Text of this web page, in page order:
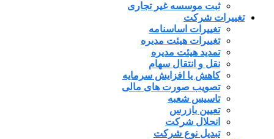
ثبت موسسه غیر تجاری
تغییرات شرکت
تغییرات اساسنامه
تغییرات هیئت مدیره
تمدید هیئت مدیره
نقل و انتقال سهام
کاهش یا افزایش سرمایه
تصویب صورت های مالی
تاسیس شعبه
تعیین بازرس
انحلال شرکت
تبدیل نوع شرکت